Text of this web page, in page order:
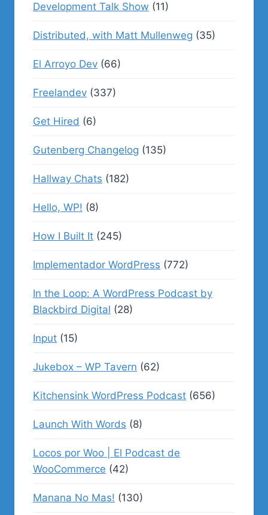
Development Talk Show (11)
Distributed, with Matt Mullenweg (35)
El Arroyo Dev (66)
Freelandev (337)
Get Hired (6)
Gutenberg Changelog (135)
Hallway Chats (182)
Hello, WP! (8)
How I Built It (245)
Implementador WordPress (772)
In the Loop: A WordPress Podcast by
Blackbird Digital (28)
Input (15)
Jukebox – WP Tavern (62)
Kitchensink WordPress Podcast (656)
Launch With Words (8)
Locos por Woo | El Podcast de
WooCommerce (42)
Manana No Mas! (130)